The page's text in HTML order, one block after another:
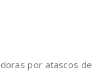
por atascos de